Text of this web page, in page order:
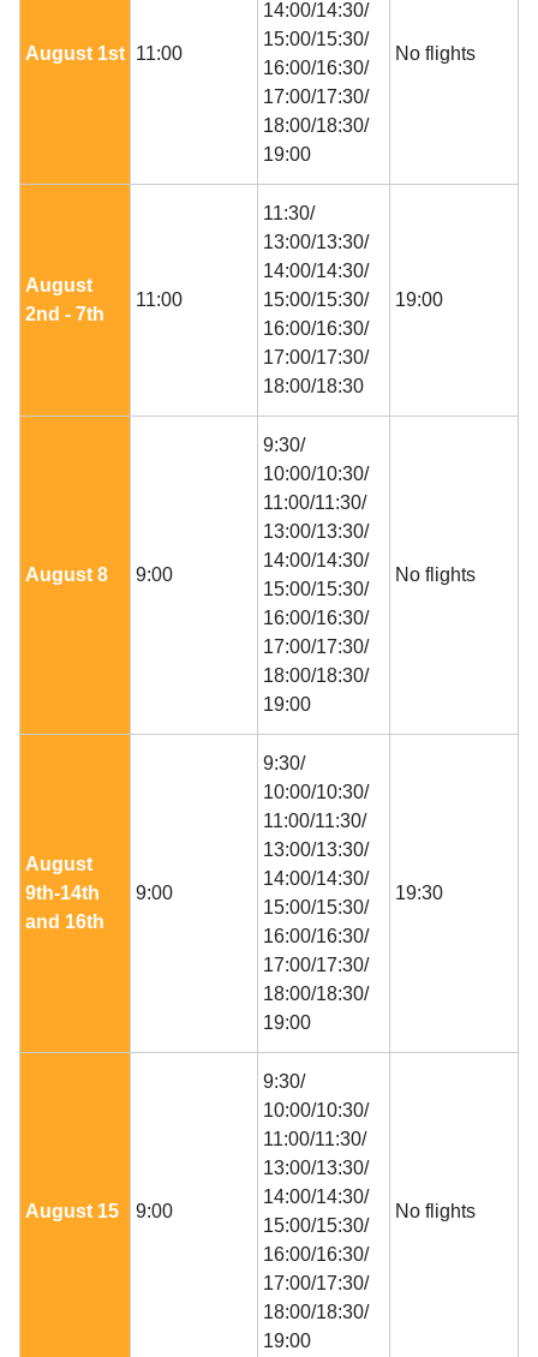
August 1st 11:00
14:00/14:30/
15:00/15:30/
16:00/16:30/
17:00/17:30/
18:00/18:30/
19:00
No flights
August
2nd - 7th
11:00
11:30/
13:00/13:30/
14:00/14:30/
15:00/15:30/
16:00/16:30/
17:00/17:30/
18:00/18:30
19:00
August 8 9:00
9:30/
10:00/10:30/
11:00/11:30/
13:00/13:30/
14:00/14:30/
15:00/15:30/
16:00/16:30/
17:00/17:30/
18:00/18:30/
19:00
No flights
August
9th-14th
and 16th
9:00
9:30/
10:00/10:30/
11:00/11:30/
13:00/13:30/
14:00/14:30/
15:00/15:30/
16:00/16:30/
17:00/17:30/
18:00/18:30/
19:00
19:30
August 15 9:00
9:30/
10:00/10:30/
11:00/11:30/
13:00/13:30/
14:00/14:30/
15:00/15:30/
16:00/16:30/
17:00/17:30/
18:00/18:30/
19:00
No flights